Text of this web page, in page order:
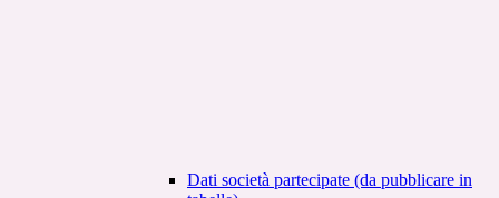
Dati società partecipate (da pubblicare in